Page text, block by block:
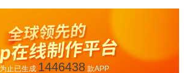
止已生成 1446438款APP